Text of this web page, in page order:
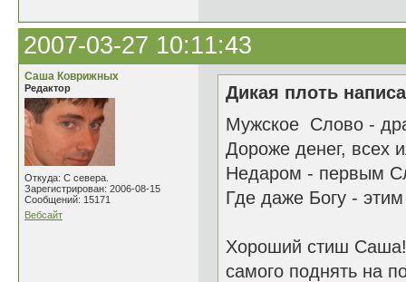
2007-03-27 10:11:43
Саша Коврижных
Редактор
Откуда: С севера.
Зарегистрирован: 2006-08-15
Сообщений: 15171
Вебсайт
Дикая плоть
Мужское Слово -
Дороже денег, всех
Недаром - первым
Где даже Богу -
Хороший стиш
самого поднять на